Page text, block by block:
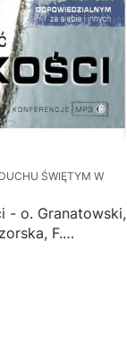
ŚWIĘTYM W
- o. Granatowski,
F.